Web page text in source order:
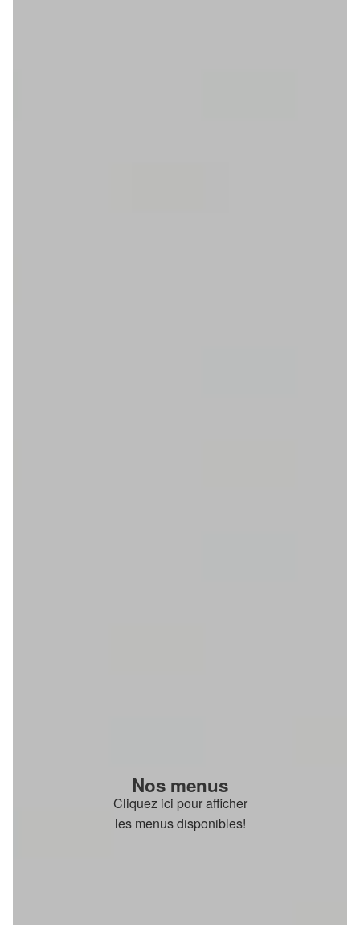
Nos menus
Cliquez ici pour afficher
les menus disponibles!